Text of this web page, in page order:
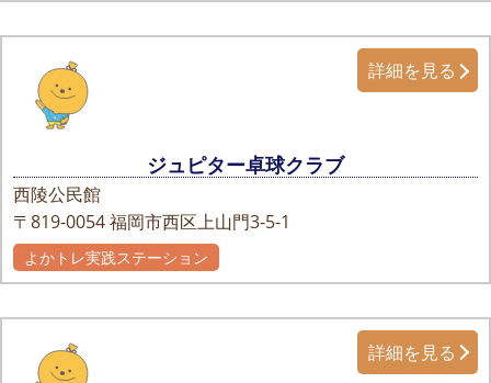
ジュピター卓球クラブ
西陵公民館
〒819-0054福岡市西区上山門3-5-1
詳細を見る
よかトレ実践ステーション
詳細を見る